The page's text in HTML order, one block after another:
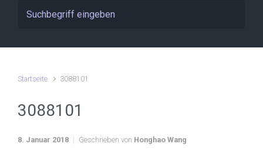
Startseite 3088101
3088101
8. Januar 2018 Geschrieben von Honghao Wang